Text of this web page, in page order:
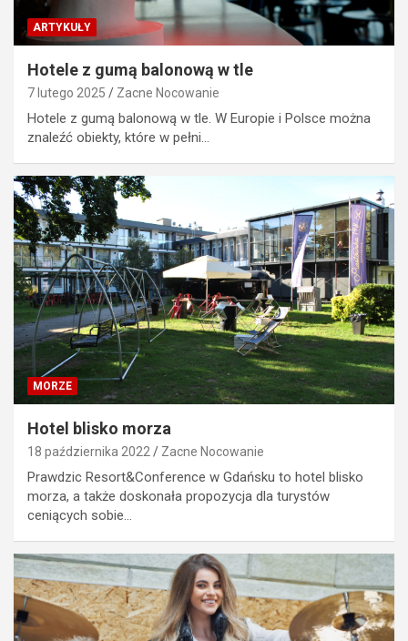
ARTYKUŁY
Hotele z gumą balonową w tle
7 lutego 2025 Zacne Nocowanie
Hotele z gumą balonową w tle. W Europie i Polsce można
znaleźć obiekty, które w pełni…
MORZE
Hotel blisko morza
18 października 2022 Zacne Nocowanie
Prawdzic Resort&Conference w Gdańsku to hotel blisko
morza, a także doskonała propozycja dla turystów
ceniących sobie…